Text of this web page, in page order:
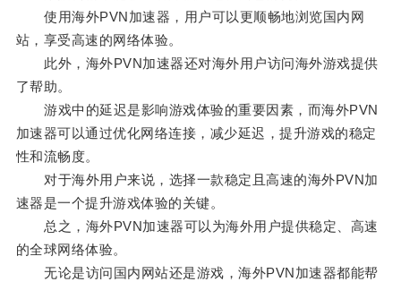
使用海外PVN加速器，用户可以更顺畅地浏览国内网
站，享受高速的网络体验。
此外，海外PVN加速器还对海外用户访问海外游戏提供
了帮助。
游戏中的延迟是影响游戏体验的重要因素，而海外PVN
加速器可以通过优化网络连接，减少延迟，提升游戏的稳定
性和流畅度。
对于海外用户来说，选择一款稳定且高速的海外PVN加
速器是一个提升游戏体验的关键。
总之，海外PVN加速器可以为海外用户提供稳定、高速
的全球网络体验。
无论是访问国内网站还是游戏，海外PVN加速器都能帮